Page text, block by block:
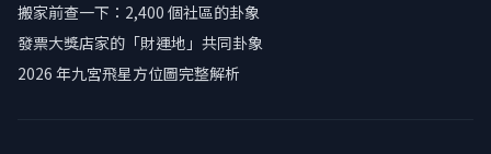
搬家前查一下：2,400 個社區的卦象
發票大獎店家的「財運地」共同卦象
2026 年九宮飛星方位圖完整解析